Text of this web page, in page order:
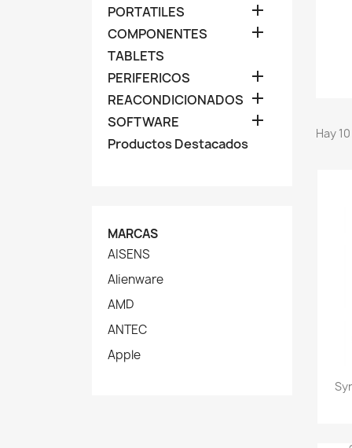
PORTATILES 
COMPONENTES 
TABLETS
PERIFERICOS

REACONDICIONADOS 
SOFTWARE 
Productos Destacados
MARCAS
AISENS
Alienware
AMD
ANTEC
Apple
Hay